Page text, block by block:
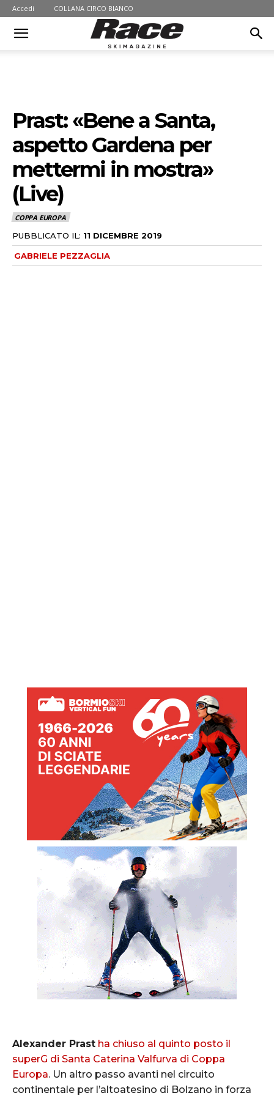
Accedi COLLANA CIRCO BIANCO
Prast: «Bene a Santa,
aspetto Gardena per
mettermi in mostra»
(Live)
COPPA EUROPA
PUBBLICATO IL: 11 DICEMBRE 2019
GABRIELE PEZZAGLIA
Alexander Prast ha chiuso al quinto posto il
superG di Santa Caterina Valfurva di Coppa
Europa. Un altro passo avanti nel circuito
continentale per l’altoatesino di Bolzano in forza